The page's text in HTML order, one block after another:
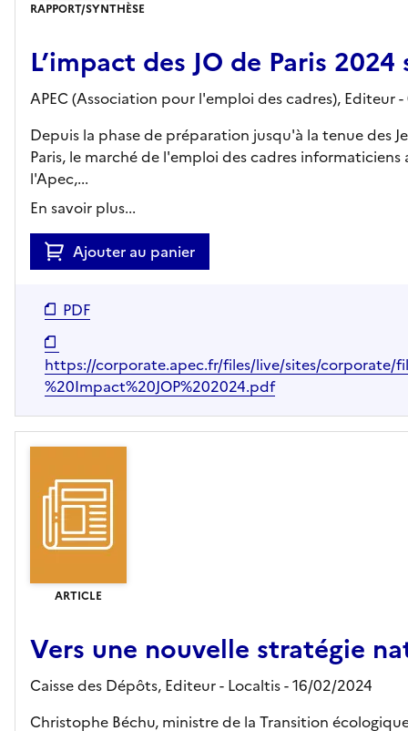
RAPPORT/SYNTHÈSE
L’impact des JO de Paris
APEC (Association pour l'emploi des cadres), Editeur-
Depuis la phase de préparation jusqu'à la tenue des
Paris, le marché de l'emploi des cadres
l'Apec,...
En savoir plus...
Ajouter au panier
PDF
https://corporate.apec.fr/files/live/sites/corporate/
%20Impact%20JOP%202024.pdf
ARTICLE
Vers une nouvelle stratégie
Caisse des Dépôts, Editeur- Localtis- 16/02/2024
Christophe Béchu, ministre de la Transition